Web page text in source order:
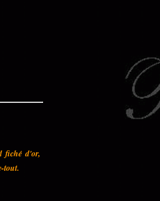
fiché d'or,
tout.